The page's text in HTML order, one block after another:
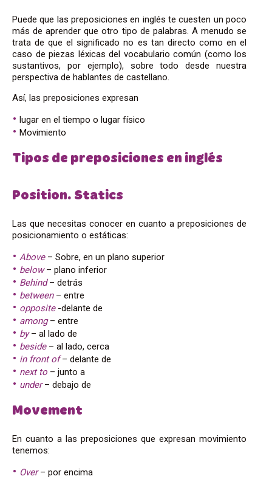
Puede que las preposiciones en inglés te cuesten un poco
más de aprender que otro tipo de palabras. A menudo se
trata de que el significado no es tan directo como en el
caso de piezas léxicas del vocabulario común (como los
sustantivos, por ejemplo), sobre todo desde nuestra
perspectiva de hablantes de castellano.
Así, las preposiciones expresan
lugar en el tiempo o lugar físico
Movimiento
Tipos de preposiciones en inglés
Position. Statics
Las que necesitas conocer en cuanto a preposiciones de
posicionamiento o estáticas:
Above– Sobre, en un plano superior
below– plano inferior
Behind– detrás
between– entre
opposite-delante de
among– entre
by– al lado de
beside– al lado, cerca
in front of– delante de
next to – junto a
under– debajo de
Movement
En cuanto a las preposiciones que expresan movimiento
tenemos:
Over– por encima